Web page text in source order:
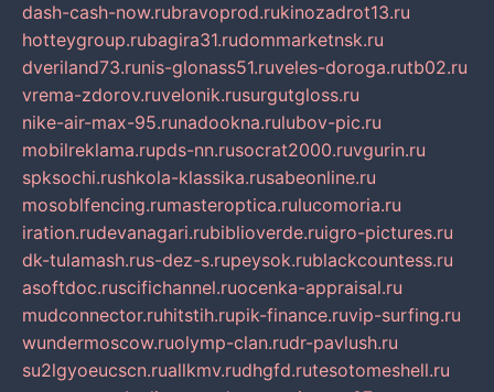
dash-cash-now.rubravoprod.rukinozadrot13.ru
hotteygroup.rubagira31.rudommarketnsk.ru
dveriland73.runis-glonass51.ruveles-doroga.rutb02.ru
vrema-zdorov.ruvelonik.rusurgutgloss.ru
nike-air-max-95.runadookna.rulubov-pic.ru
mobilreklama.rupds-nn.rusocrat2000.ruvgurin.ru
spksochi.rushkola-klassika.rusabeonline.ru
mosoblfencing.rumasteroptica.rulucomoria.ru
iration.rudevanagari.rubiblioverde.ruigro-pictures.ru
dk-tulamash.rus-dez-s.rupeysok.rublackcountess.ru
asoftdoc.ruscifichannel.ruocenka-appraisal.ru
mudconnector.ruhitstih.rupik-finance.ruvip-surfing.ru
wundermoscow.ruolymp-clan.rudr-pavlush.ru
su2lgyoeucscn.ruallkmv.rudhgfd.rutesotomeshell.ru